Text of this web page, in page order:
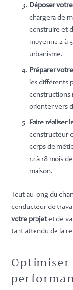
Déposer
chargera de
construire et
moyenne 2 à
urbanisme.
Préparer
les différents
constructions
orienter vers
Faire réaliser
constructeur
corps de
12 à 18 mois
maison.
Tout au long du
conducteur de
votre projetet de
tant attendu de la